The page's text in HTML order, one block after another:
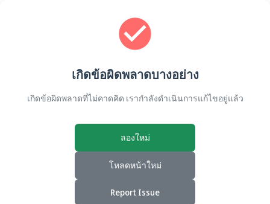
เกิดข้อผิดพลาดบางอย่าง
เกิดข้อผิดพลาดที่ไม่คาดคิด เรากำลังดำเนินการแก้ไขอยู่แล้ว
ลองใหม่
โหลดหน้าใหม่
Report Issue